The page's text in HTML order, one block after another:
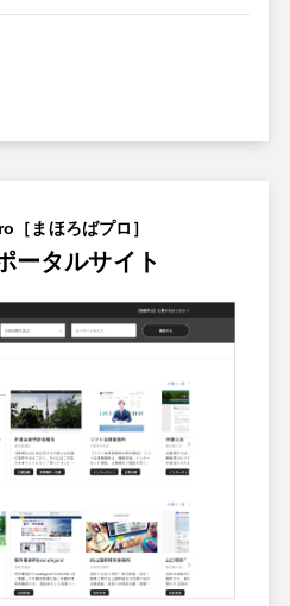
［まほろばプロ］
ータルサイト